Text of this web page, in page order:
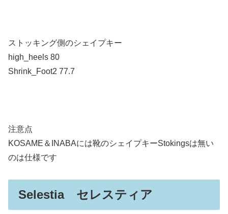
ストッキング側のシェイプキー
high_heels 80
Shrink_Foot2 77.7
注意点
KOSAME＆INABAには靴のシェイプキーStokingsは無い
のは仕様です
Selestia セレスティア